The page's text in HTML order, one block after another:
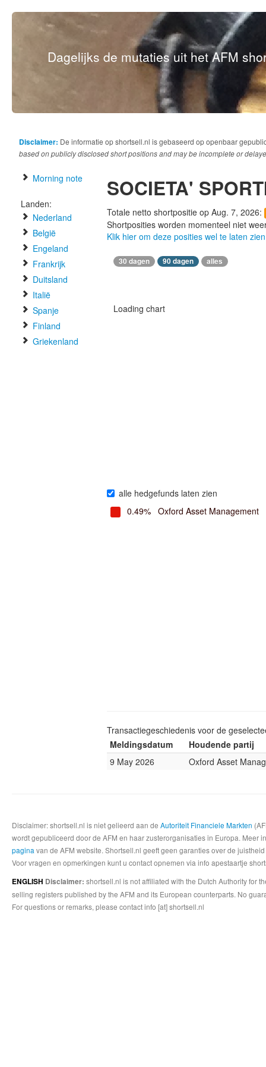
Dagelijks de mutaties uit het AFM
Disclaimer: De informatie op shortsell.nl is gebaseerd op openbaar
based on publicly disclosed short positions and may be incomplete or
Morning note
Landen:
Nederland
België
Engeland
Frankrijk
Duitsland
Italië
Spanje
Finland
Griekenland
SOCIETA'
Totale netto shortpositie op Aug. 7, 2026:
Shortposities worden momenteel niet
Klik hier om deze posities wel te laten zien
30 dagen 90 dagen alles
Loading chart
alle hedgefunds laten zien
0.49% Oxford Asset Management
Transactiegeschiedenis voor de
Meldingsdatum
Houdende partij
9 May 2026
Oxford Asset
Disclaimer: shortsell.nl is niet gelieerd aan de Autoriteit Financiele Markten
wordt gepubliceerd door de AFM en haar zusterorganisaties in Europa.
pagina van de AFM website. Shortsell.nl geeft geen garanties over de
Voor vragen en opmerkingen kunt u contact opnemen via info apestaartje
ENGLISH Disclaimer: shortsell.nl is not affiliated with the Dutch Authority for
selling registers published by the AFM and its European counterparts. No
For questions or remarks, please contact info [at] shortsell.nl